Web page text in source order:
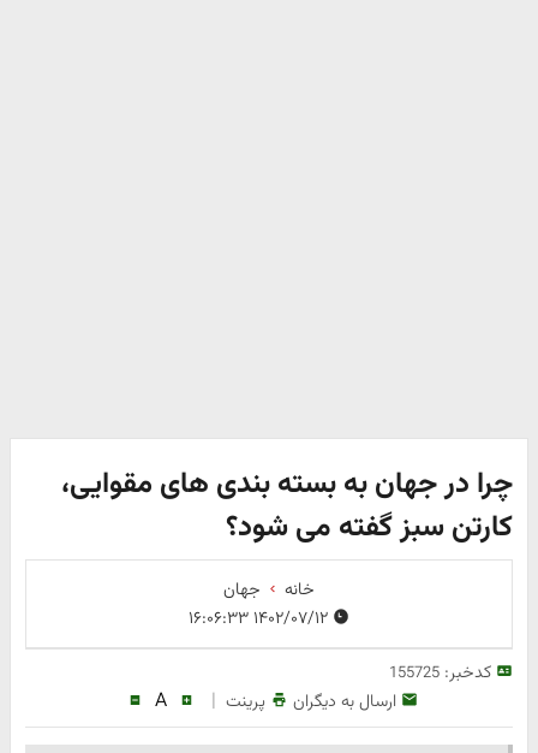
چرا در جهان به بسته بندی های مقوایی،
کارتن سبز گفته می شود؟
خانه
جهان
۱۴۰۲/۰۷/۱۲ ۱۶:۰۶:۳۳
کدخبر:155725
ارسال به دیگران پرینت |
A